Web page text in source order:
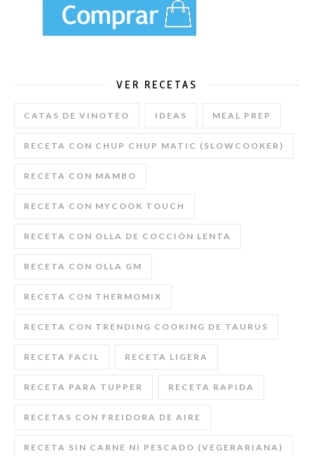
VER RECETAS
CATAS DE VINOTEO IDEAS MEAL PREP
RECETA CON CHUP CHUP MATIC (SLOWCOOKER)
RECETA CON MAMBO
RECETA CON MYCOOK TOUCH
RECETA CON OLLA DE COCCIÓN LENTA
RECETA CON OLLA GM
RECETA CON THERMOMIX
RECETA CON TRENDING COOKING DE TAURUS
RECETA FACIL RECETA LIGERA
RECETA PARA TUPPER RECETA RAPIDA
RECETAS CON FREIDORA DE AIRE
RECETA SIN CARNE NI PESCADO (VEGERARIANA)